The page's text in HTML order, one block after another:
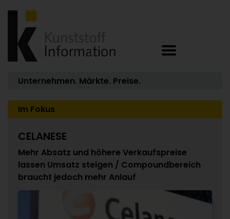
Unternehmen. Märkte. Preise.
Im Fokus
CELANESE
Mehr Absatz und höhere Verkaufspreise
lassen Umsatz steigen / Compoundbereich
braucht jedoch mehr Anlauf